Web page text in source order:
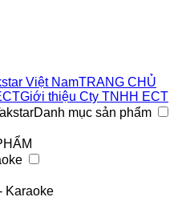
TRANG CHỦ
Giới thiệu Cty TNHH ECT
Danh mục sản phẩm
Karaoke